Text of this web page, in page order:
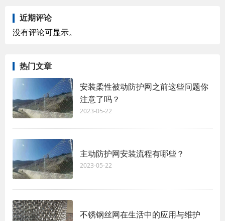
近期评论
没有评论可显示。
热门文章
安装柔性被动防护网之前这些问题你
注意了吗？
2023-05-22
主动防护网安装流程有哪些？
2023-05-22
不锈钢丝网在生活中的应用与维护